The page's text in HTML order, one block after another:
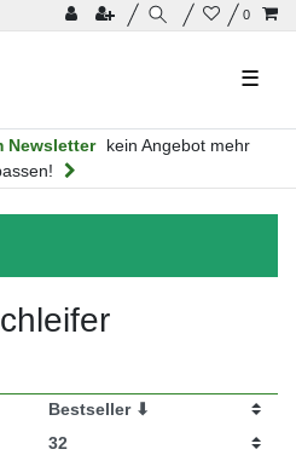
0
☰
Newsletter
kein Angebot mehr